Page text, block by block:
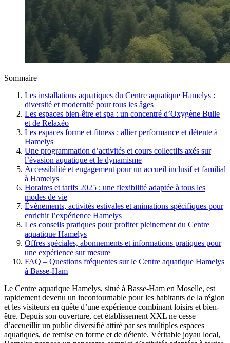
Sommaire
Les installations aquatiques du Centre aquatique Hamelys :
diversité et modernité pour tous les âges
Les espaces bien-être et spa : un concentré d’Oxygène Bulle
et de Relaxéo
Les espaces forme et fitness : allier performance et détente à
Hamelys
Une programmation d’activités et cours collectifs axés sur
l’évasion aquatique et le dynamisme
Accessibilité et engagement pour un accueil inclusif et familial
à Hamelys
Horaires et tarifs 2025 : une flexibilité adaptée à tous les
modes de vie
Évènements, activités estivales et animations spécifiques pour
enrichir l’expérience Hamelys
Les conseils pratiques pour profiter pleinement du Centre
aquatique Hamelys
Offres spéciales, abonnements et informations pratiques pour
une expérience sur mesure
FAQ – Questions fréquentes sur le Centre aquatique Hamelys
à Basse-Ham
Le Centre aquatique Hamelys, situé à Basse-Ham en Moselle, est
rapidement devenu un incontournable pour les habitants de la région
et les visiteurs en quête d’une expérience combinant loisirs et bien-
être. Depuis son ouverture, cet établissement XXL ne cesse
d’accueillir un public diversifié attiré par ses multiples espaces
aquatiques, de remise en forme et de détente. Véritable joyau local,